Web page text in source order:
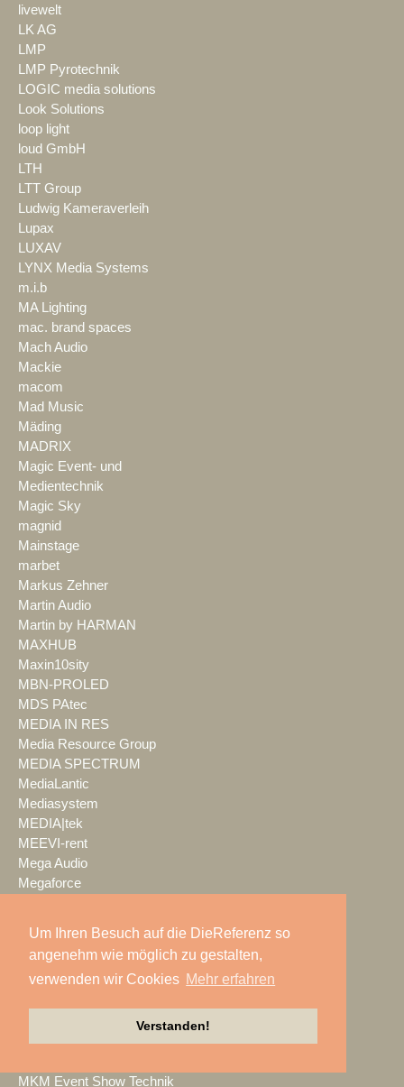
Um Ihren Besuch auf die DieReferenz so
angenehm wie möglich zu gestalten,
verwenden wir Cookies Mehr erfahren
Verstanden!
livewelt
LK AG
LMP
LMP Pyrotechnik
LOGIC media solutions
Look Solutions
loop light
loud GmbH
LTH
LTT Group
Ludwig Kameraverleih
Lupax
LUXAV
LYNX Media Systems
m.i.b
MA Lighting
mac. brand spaces
Mach Audio
Mackie
macom
Mad Music
Mäding
MADRIX
Magic Event- und
Medientechnik
Magic Sky
magnid
Mainstage
marbet
Markus Zehner
Martin Audio
Martin by HARMAN
MAXHUB
Maxin10sity
MBN-PROLED
MDS PAtec
MEDIA IN RES
Media Resource Group
MEDIA SPECTRUM
MediaLantic
Mediasystem
MEDIA|tek
MEEVI-rent
Mega Audio
Megaforce
Mersive
Meyer Sound
Miet-pa
MisterMaster
MKM Event Show Technik